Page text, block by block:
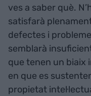
ves a saber què.
satisfarà
defectes i
semblarà
que tenen un biaix
en que es
propietat